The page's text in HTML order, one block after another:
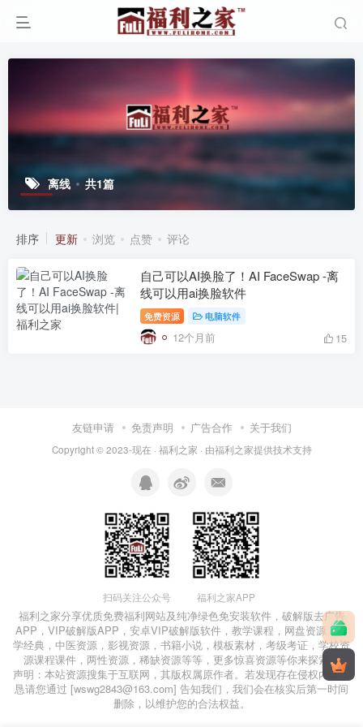
离线 共1篇
排序 更新 浏览 点赞 评论
自己可以AI换脸了！AI FaceSwap -离
线可以用ai换脸软件
免费资源 电脑软件
12个月前 15
友链申请 免责声明 广告合作 关于我们
Copyright © 2023-现在 · 福利之家 · 由福利之家提供技术支持
扫码关注公众号 福利之家APP
福利之家分享优质免费福利网站及纯净绿色免安装软件， 破解版去广告
APP ， VIP破解版APP ， 安卓VIP破解版软件 ，教学课程，网盘资源，国
学经典，中医资源，影视资源，书籍小说，模板素材，考级考证，学校资
源课程课件，两性资源，稀缺资源等等，更多惊喜资源等你来探索！
声明：本站资源搜集于互联网，其版权属原作者。若发现存在侵权内容，
恳请您通过 [wswg2843@163.com] 告知我们，我们会在核实后第一时间
删除，以维护您的合法权益。